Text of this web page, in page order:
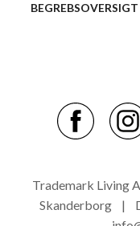
BEGREBSOVERSIGT
Trademark
Skanderborg |